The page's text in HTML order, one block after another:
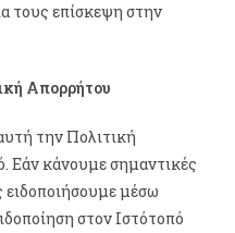
τους επίσκεψη στην
Απορρήτου
την Πολιτική
Εάν κάνουμε σημαντικές
ειδοποιήσουμε μέσω
στον Ιστότοπό